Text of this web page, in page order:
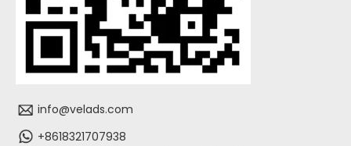
info@velads.com
+8618321707938